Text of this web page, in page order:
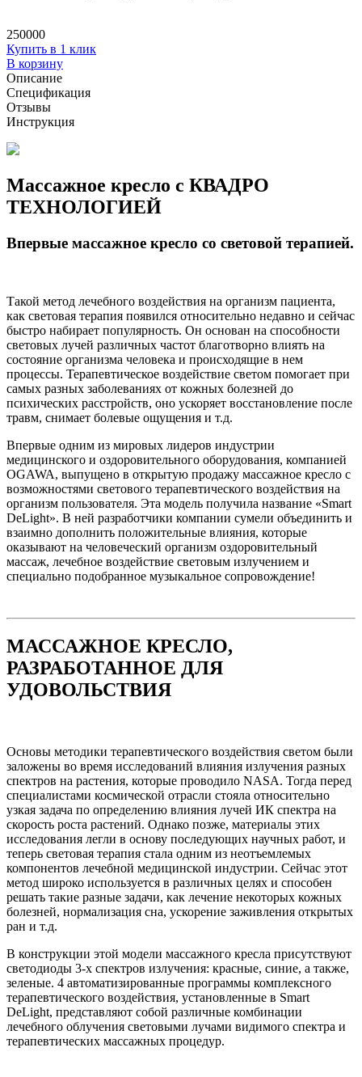
250000
Купить в 1 клик
В корзину
Описание
Спецификация
Отзывы
Инструкция
Массажное кресло с КВАДРО
ТЕХНОЛОГИЕЙ
Впервые массажное кресло со световой терапией.
Такой метод лечебного воздействия на организм пациента,
как световая терапия появился относительно недавно и сейчас
быстро набирает популярность. Он основан на способности
световых лучей различных частот благотворно влиять на
состояние организма человека и происходящие в нем
процессы. Терапевтическое воздействие светом помогает при
самых разных заболеваниях от кожных болезней до
психических расстройств, оно ускоряет восстановление после
травм, снимает болевые ощущения и т.д.
Впервые одним из мировых лидеров индустрии
медицинского и оздоровительного оборудования, компанией
OGAWA, выпущено в открытую продажу массажное кресло с
возможностями светового терапевтического воздействия на
организм пользователя. Эта модель получила название «Smart
DeLight». В ней разработчики компании сумели объединить и
взаимно дополнить положительные влияния, которые
оказывают на человеческий организм оздоровительный
массаж, лечебное воздействие световым излучением и
специально подобранное музыкальное сопровождение!
МАССАЖНОЕ КРЕСЛО,
РАЗРАБОТАННОЕ ДЛЯ
УДОВОЛЬСТВИЯ
Основы методики терапевтического воздействия светом были
заложены во время исследований влияния излучения разных
спектров на растения, которые проводило NASA. Тогда перед
специалистами космической отрасли стояла относительно
узкая задача по определению влияния лучей ИК спектра на
скорость роста растений. Однако позже, материалы этих
исследования легли в основу последующих научных работ, и
теперь световая терапия стала одним из неотъемлемых
компонентов лечебной медицинской индустрии. Сейчас этот
метод широко используется в различных целях и способен
решать такие разные задачи, как лечение некоторых кожных
болезней, нормализация сна, ускорение заживления открытых
ран и т.д.
В конструкции этой модели массажного кресла присутствуют
светодиоды 3-х спектров излучения: красные, синие, а также,
зеленые. 4 автоматизированные программы комплексного
терапевтического воздействия, установленные в Smart
DeLight, представляют собой различные комбинации
лечебного облучения световыми лучами видимого спектра и
терапевтических массажных процедур.